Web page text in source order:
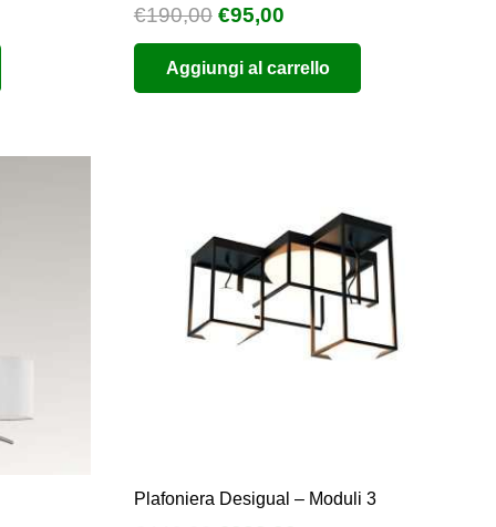
€190,00 Il
prezzo
originale
era:
€95,00Il
prezzo
attuale
è:
Aggiungi al carrello
Plafoniera Desigual – Moduli 3